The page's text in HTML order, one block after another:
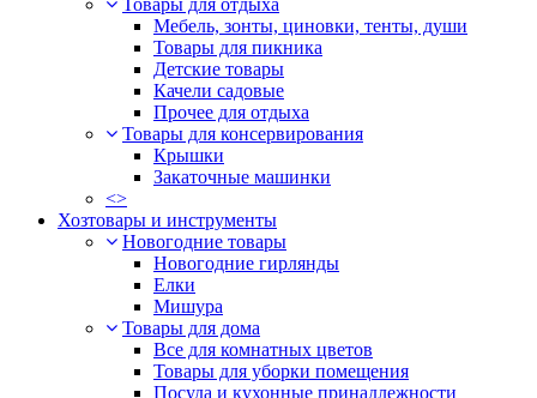
Товары для отдыха
Мебель, зонты, циновки, тенты, души
Товары для пикника
Детские товары
Качели садовые
Прочее для отдыха
Товары для консервирования
Крышки
Закаточные машинки
<>
Хозтовары и инструменты
Новогодние товары
Новогодние гирлянды
Елки
Мишура
Товары для дома
Все для комнатных цветов
Товары для уборки помещения
Посуда и кухонные принадлежности